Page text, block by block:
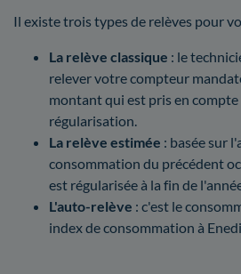
Il existe trois types de relèves pour
La relève classique : le
relever votre compteur
montant qui est pris en
régularisation.
La relève estimée : basée sur
consommation du précédent
est régularisée à la fin de
L'auto-relève : c'est le
index de consommation à